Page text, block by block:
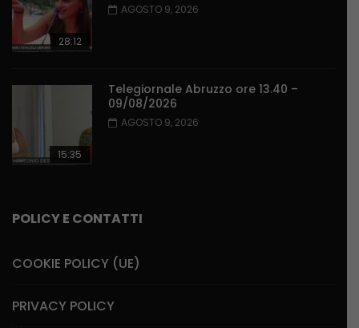
28:12
AGOSTO 9, 2026
15:35
Telegiornale Abruzzo ore 13.40 –
09/08/2026
AGOSTO 9, 2026
POLICY E CONTATTI
COOKIE POLICY (UE)
PRIVACY POLICY